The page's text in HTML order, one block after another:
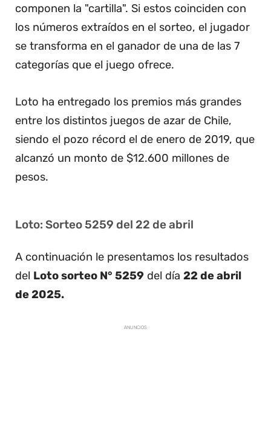
componen la "cartilla". Si estos coinciden con
los números extraídos en el sorteo, el jugador
se transforma en el ganador de una de las 7
categorías que el juego ofrece.
Loto ha entregado los premios más grandes
entre los distintos juegos de azar de Chile,
siendo el pozo récord el de enero de 2019, que
alcanzó un monto de $12.600 millones de
pesos.
Loto: Sorteo 5259 del 22 de abril
A continuación le presentamos los resultados
del Loto sorteo N° 5259 del día 22 de abril
de 2025.
ANUNCIOS